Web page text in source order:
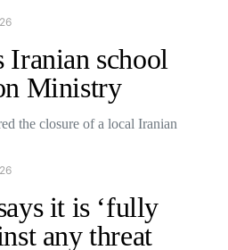
school
Ministry
the closure of a local Iranian
it is ‘fully
any threat